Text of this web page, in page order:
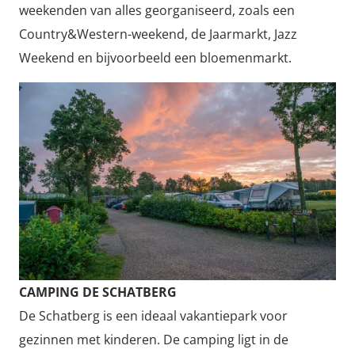
weekenden van alles georganiseerd, zoals een
Country&Western-weekend, de Jaarmarkt, Jazz
Weekend en bijvoorbeeld een bloemenmarkt.
CAMPING DE SCHATBERG
De Schatberg is een ideaal vakantiepark voor
gezinnen met kinderen. De camping ligt in de